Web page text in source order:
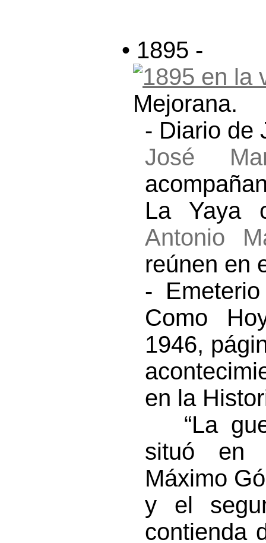
• 1895 -
Mejorana.
- Diario de
José
La Yaya
Antonio
reúnen en
-
Como
1946,
en la
“La
situó en
Máximo
y el
contienda